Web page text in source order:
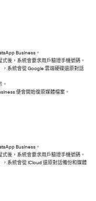
Business。
後，系統會要求用戶驗證手機號碼。
系統會從 Google 雲端硬碟還原對話
。
便會開始復原媒體檔案。
Business。
後，系統會要求用戶驗證手機號碼。
系統會從 iCloud 還原對話備份和媒體